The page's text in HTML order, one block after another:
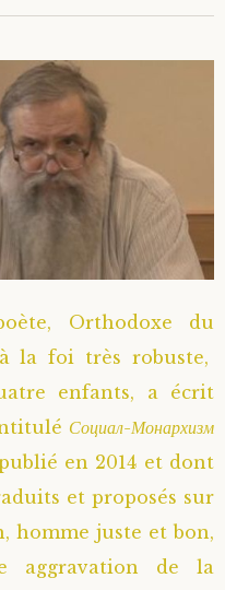
Orthodoxe du
la foi très robuste,
enfants, a écrit
Социал-Монархизм
en 2014 et dont
et proposés sur
homme juste et bon,
aggravation de la